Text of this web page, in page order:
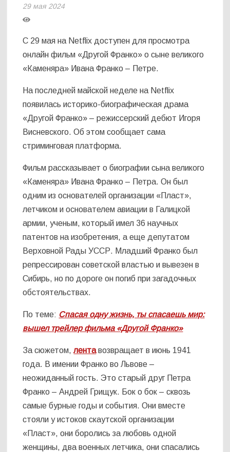
29 мая 2024
С 29 мая на Netflix доступен для просмотра
онлайн фильм «Другой Франко» о сыне великого
«Каменяра» Ивана Франко – Петре.
На последней майской неделе на Netflix
появилась историко-биографическая драма
«Другой Франко» – режиссерский дебют Игоря
Висневского. Об этом сообщает сама
стриминговая платформа.
Фильм рассказывает о биографии сына великого
«Каменяра» Ивана Франко – Петра. Он был
одним из основателей организации «Пласт»,
летчиком и основателем авиации в Галицкой
армии, ученым, который имел 36 научных
патентов на изобретения, а еще депутатом
Верховной Рады УССР. Младший Франко был
репрессирован советской властью и вывезен в
Сибирь, но по дороге он погиб при загадочных
обстоятельствах.
По теме: Спасая одну жизнь, ты спасаешь мир:
вышел трейлер фильма «Другой Франко»
За сюжетом,лента возвращает в июнь 1941
года. В имении Франко во Львове –
неожиданный гость. Это старый друг Петра
Франко – Андрей Грищук. Бок о бок – сквозь
самые бурные годы и события. Они вместе
стояли у истоков скаутской организации
«Пласт», они боролись за любовь одной
женщины, два военных летчика, они спасались